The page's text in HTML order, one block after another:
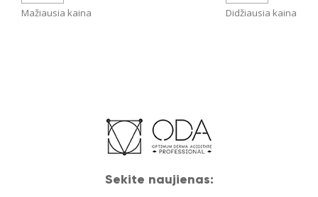
Mažiausia kaina Didžiausia kaina
Sekite naujienas: